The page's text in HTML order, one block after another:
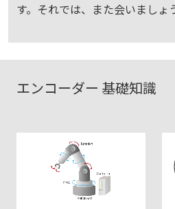
す。それでは、また会いましょ
エンコーダー 基礎知識